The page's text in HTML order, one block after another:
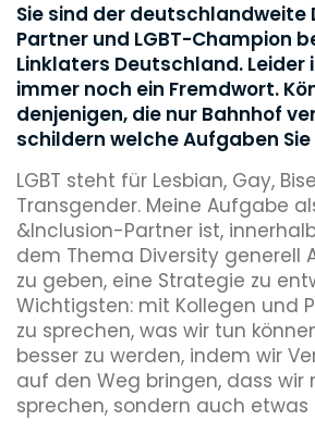
Sie sind der deutschlandweite
Partner und LGBT-Champion
Linklaters Deutschland. Leider
immer noch ein Fremdwort.
denjenigen, die nur Bahnhof
schildern welche Aufgaben
LGBT steht für Lesbian, Gay,
Transgender. Meine Aufgabe
&Inclusion-Partner ist,
dem Thema Diversity generell
zu geben, eine Strategie zu
Wichtigsten: mit Kollegen und
zu sprechen, was wir tun
besser zu werden, indem wir
auf den Weg bringen, dass wir
sprechen, sondern auch etwas